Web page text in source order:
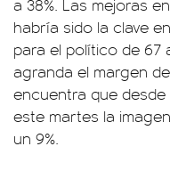
a 38%. Las mejoras
habría sido la clave
para el político de 67
agranda el margen
encuentra que
este martes la
un 9%.